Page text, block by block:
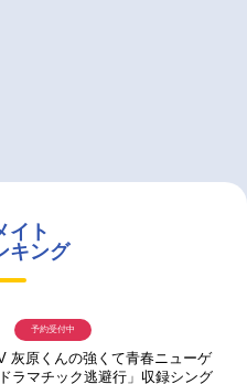
イト
キング
灰原くんの強くて青春ニューゲ
ラマチック逃避行」収録シング
予約受付中